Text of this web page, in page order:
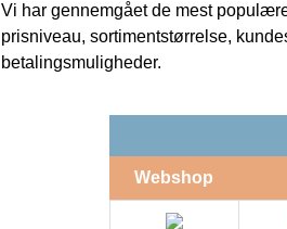
Vi har gennemgået de mest
prisniveau, sortimentstørrelse,
betalingsmuligheder.
Webshop